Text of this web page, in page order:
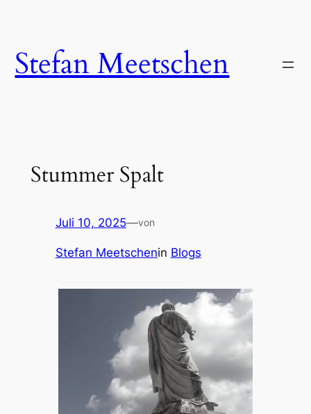
springen
Stefan Meetschen
Stummer Spalt
Juli 10, 2025—von
Stefan Meetschenin Blogs